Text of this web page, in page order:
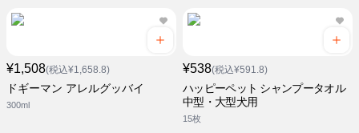
¥1,508(税込¥1,658.8)
ドギーマン アレルグッバイ
300ml
¥538(税込¥591.8)
ハッピーペット シャンプータオル
中型・大型犬用
15枚